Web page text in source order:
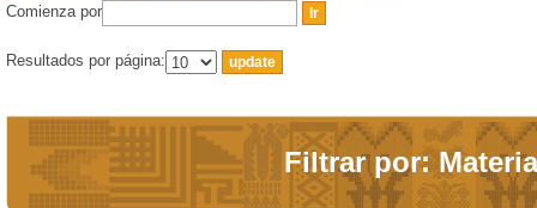
Comienza por
Resultados por página:
Filtrar por: Materia